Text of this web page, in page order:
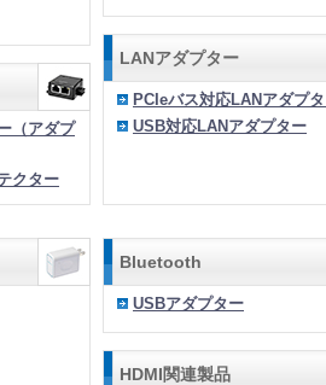
（アダプ
クター
LANアダプター
PCIeバス対応LANアダプ
USB対応LANアダプター
Bluetooth
USBアダプター
HDMI関連製品